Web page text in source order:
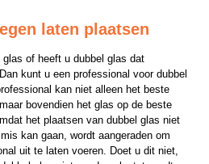
laten plaatsen
of heeft u dubbel glas dat
kunt u een professional voor dubbel
kan niet alleen het beste
bovendien het glas op de beste
het plaatsen van dubbel glas niet
kan gaan, wordt aangeraden om
uit te laten voeren. Doet u dit niet,